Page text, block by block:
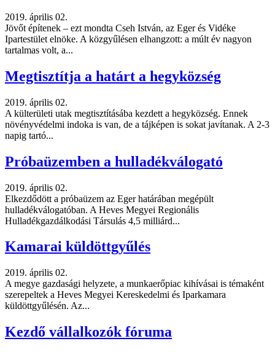
2019. április 02.
Jövőt építenek – ezt mondta Cseh István, az Eger és Vidéke
Ipartestület elnöke. A közgyűlésen elhangzott: a múlt év nagyon
tartalmas volt, a...
Megtisztítja a határt a hegyközség
2019. április 02.
A külterületi utak megtisztításába kezdett a hegyközség. Ennek
növényvédelmi indoka is van, de a tájképen is sokat javítanak. A 2-3
napig tartó...
Próbaüzemben a hulladékválogató
2019. április 02.
Elkezdődött a próbaüzem az Eger határában megépült
hulladékválogatóban. A Heves Megyei Regionális
Hulladékgazdálkodási Társulás 4,5 milliárd...
Kamarai küldöttgyűlés
2019. április 02.
A megye gazdasági helyzete, a munkaerőpiac kihívásai is témaként
szerepeltek a Heves Megyei Kereskedelmi és Iparkamara
küldöttgyűlésén. Az...
Kezdő vállalkozók fóruma